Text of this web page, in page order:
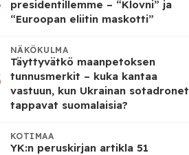
presidentillemme – “Klovni” ja
“Euroopan eliitin maskotti”
NÄKÖKULMA
Täyttyvätkö maanpetoksen
tunnusmerkit – kuka kantaa
vastuun, kun Ukrainan sotadronet
tappavat suomalaisia?
KOTIMAA
YK:n peruskirjan artikla 51